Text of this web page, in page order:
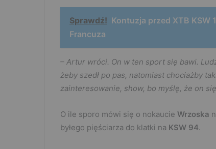
Sprawdź! Kontuzja przed XTB KSW
Francuza
– Artur wróci. On w ten sport się bawi.
żeby szedł po pas, natomiast chociażby
zainteresowanie, show, bo myślę, że on
O ile sporo mówi się o nokaucie Wrzoska
byłego pięściarza do klatki na KSW 94.